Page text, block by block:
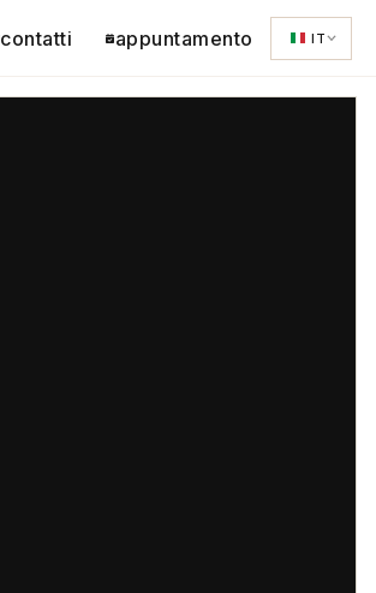
contatti appuntamento IT